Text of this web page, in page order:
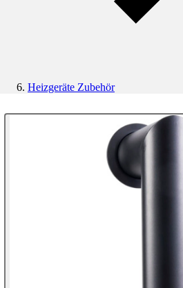
Heizgeräte Zubehör